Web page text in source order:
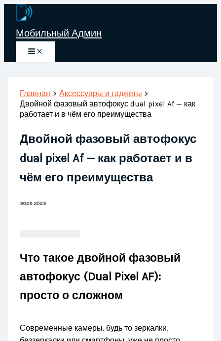
Перейти
содержимому
Мобильный Админ
Главная
Аксессуары и гаджеты
Двойной фазовый автофокус dual pixel Af — как
работает и в чём его преимущества
Двойной фазовый автофокус
dual pixel Af — как работает и в
чём его преимущества
30.09.2025
Что такое двойной фазовый
автофокус (Dual Pixel AF):
просто о сложном
Современные камеры, будь то зеркалки,